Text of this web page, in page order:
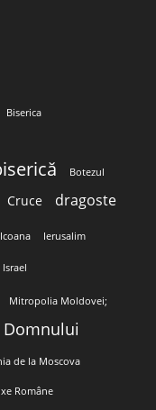
Biserica
Botezul
Cruce dragoste
Icoana Ierusalim
Israel
Mitropolia Moldovei;
Domnului
de la Moscova
Române